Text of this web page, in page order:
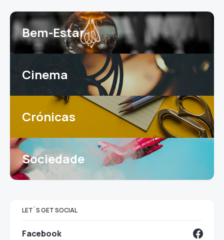
Bem-Estar
Cinema
Crónicas
Sociedade
LET`S GET SOCIAL
Facebook